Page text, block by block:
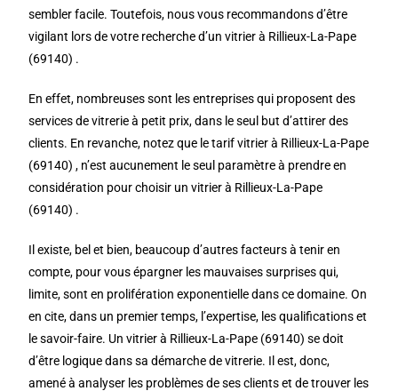
sembler facile. Toutefois, nous vous recommandons d’être
vigilant lors de votre recherche d’un vitrier à Rillieux-La-Pape
(69140) .
En effet, nombreuses sont les entreprises qui proposent des
services de vitrerie à petit prix, dans le seul but d’attirer des
clients. En revanche, notez que le tarif vitrier à Rillieux-La-Pape
(69140) , n’est aucunement le seul paramètre à prendre en
considération pour choisir un vitrier à Rillieux-La-Pape
(69140) .
Il existe, bel et bien, beaucoup d’autres facteurs à tenir en
compte, pour vous épargner les mauvaises surprises qui,
limite, sont en prolifération exponentielle dans ce domaine. On
en cite, dans un premier temps, l’expertise, les qualifications et
le savoir-faire. Un vitrier à Rillieux-La-Pape (69140) se doit
d’être logique dans sa démarche de vitrerie. Il est, donc,
amené à analyser les problèmes de ses clients et de trouver les